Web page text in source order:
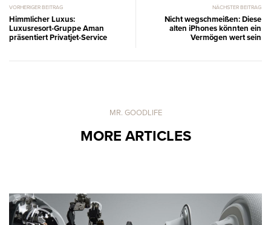
VORHERIGER BEITRAG
Himmlicher Luxus:
Luxusresort-Gruppe Aman
präsentiert Privatjet-Service
NÄCHSTER BEITRAG
Nicht wegschmeißen: Diese
alten iPhones könnten ein
Vermögen wert sein
MR. GOODLIFE
MORE ARTICLES